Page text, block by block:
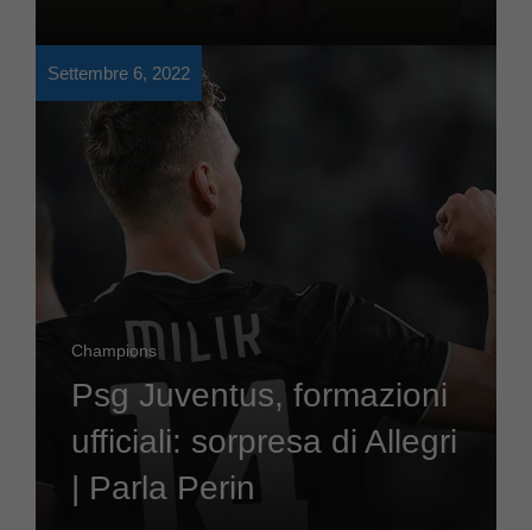
Settembre 6, 2022
Champions
Psg Juventus, formazioni
ufficiali: sorpresa di Allegri
| Parla Perin